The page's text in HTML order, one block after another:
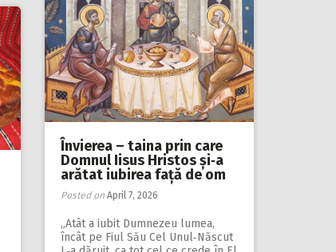
Învierea – taina prin care
Domnul Iisus Hristos și‑a
arătat iubirea față de om
Posted on April 7, 2026
„Atât a iubit Dumnezeu lumea,
încât pe Fiul Său Cel Unul‑Născut